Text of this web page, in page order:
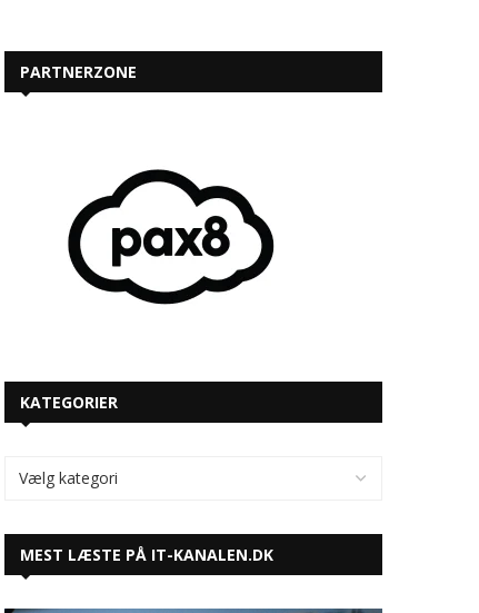
PARTNERZONE
KATEGORIER
MEST LÆSTE PÅ IT-KANALEN.DK